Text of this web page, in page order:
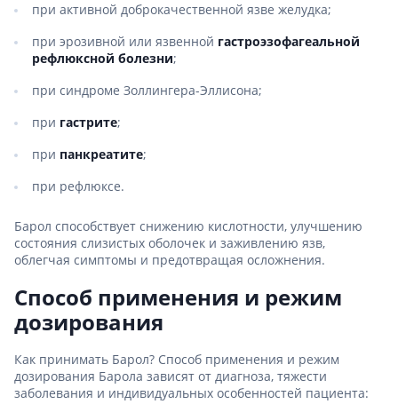
при активной доброкачественной язве желудка;
при эрозивной или язвенной гастроэзофагеальной
рефлюксной болезни;
при синдроме Золлингера-Эллисона;
при гастрите;
при панкреатите;
при рефлюксе.
Барол способствует снижению кислотности, улучшению
состояния слизистых оболочек и заживлению язв,
облегчая симптомы и предотвращая осложнения.
Способ применения и режим
дозирования
Как принимать Барол? Способ применения и режим
дозирования Барола зависят от диагноза, тяжести
заболевания и индивидуальных особенностей пациента: